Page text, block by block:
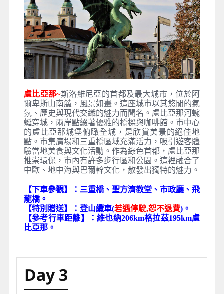
盧比亞那~斯洛維尼亞的首都及最大城市，位於阿
爾卑斯山南麓，風景如畫。這座城市以其悠閒的氣
氛、歷史與現代交織的魅力而聞名。盧比亞那河蜿
蜒穿城，兩岸點綴著優雅的橋樑與咖啡館。市中心
的盧比亞那城堡俯瞰全城，是欣賞美景的絕佳地
點。市集廣場和三重橋區域充滿活力，吸引遊客體
驗當地美食與文化活動。作為綠色首都，盧比亞那
推崇環保，市內有許多步行區和公園。這裡融合了
中歐、地中海與巴爾幹文化，散發出獨特的魅力。
【下車參觀】：三重橋、聖方濟教堂、市政廳、飛
龍橋。
【特別贈送】：登山纜車(若遇停駛,恕不退費)。
【參考行車距離】：維也納206km格拉茲195km盧
比亞那。
Day 3